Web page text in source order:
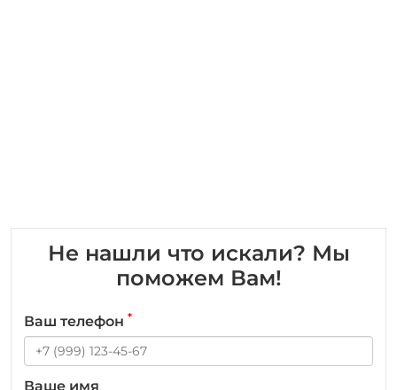
Не нашли что искали? Мы
поможем Вам!
Ваш телефон *
Ваше имя